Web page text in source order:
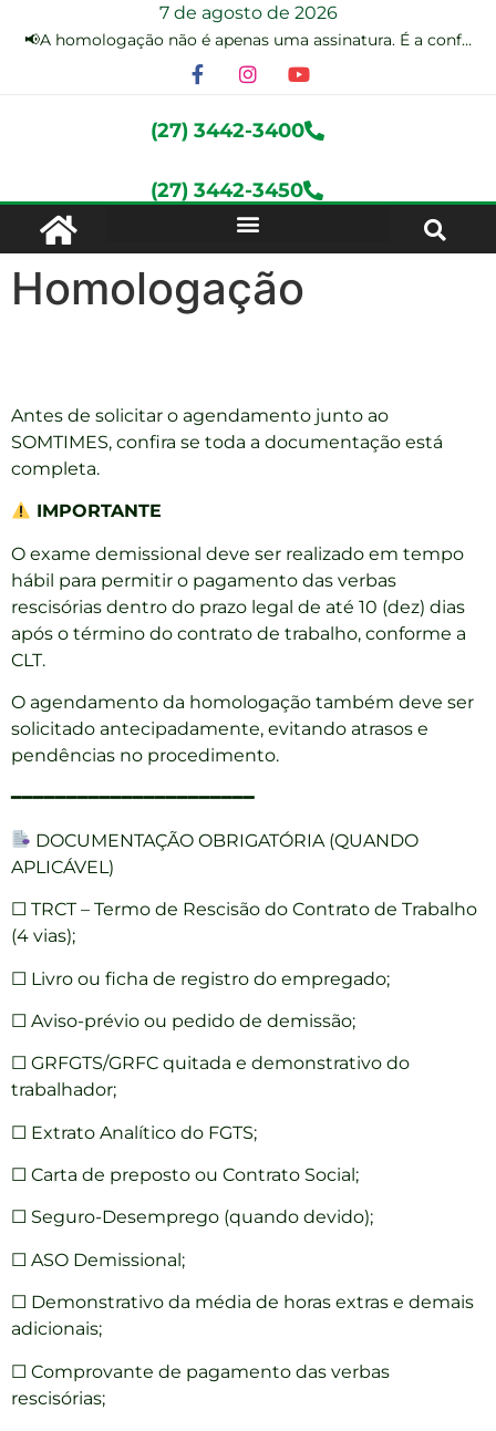
7 de agosto de 2026
📢A homologação não é apenas uma assinatura. É a conferência dos seus direitos antes do encerramento do contrato de trabalho.
(27) 3442-3400
(27) 3442-3450
Homologação
Antes de solicitar o agendamento junto ao
SOMTIMES, confira se toda a documentação está
completa.
IMPORTANTE
O exame demissional deve ser realizado em tempo
hábil para permitir o pagamento das verbas
rescisórias dentro do prazo legal de até 10 (dez) dias
após o término do contrato de trabalho, conforme a
CLT.
O agendamento da homologação também deve ser
solicitado antecipadamente, evitando atrasos e
pendências no procedimento.
━━━━━━━━━━━━━━━━━━━━━━
DOCUMENTAÇÃO OBRIGATÓRIA (QUANDO
APLICÁVEL)
☐ TRCT – Termo de Rescisão do Contrato de Trabalho
(4 vias);
☐ Livro ou ficha de registro do empregado;
☐ Aviso-prévio ou pedido de demissão;
☐ GRFGTS/GRFC quitada e demonstrativo do
trabalhador;
☐ Extrato Analítico do FGTS;
☐ Carta de preposto ou Contrato Social;
☐ Seguro-Desemprego (quando devido);
☐ ASO Demissional;
☐ Demonstrativo da média de horas extras e demais
adicionais;
☐ Comprovante de pagamento das verbas
rescisórias;